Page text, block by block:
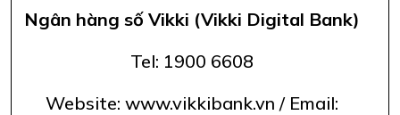
Ngân hàng số Vikki (Vikki Digital Bank)
Tel: 1900 6608
Website: www.vikkibank.vn / Email: